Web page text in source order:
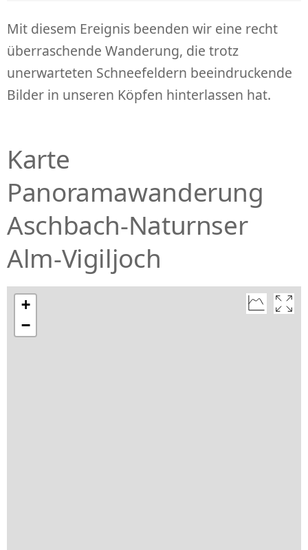
Mit diesem Ereignis beenden wir eine recht
überraschende Wanderung, die trotz
unerwarteten Schneefeldern beeindruckende
Bilder in unseren Köpfen hinterlassen hat.
Karte
Panoramawanderung
Aschbach-Naturnser
Alm-Vigiljoch
+
−